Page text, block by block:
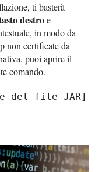
ti basterà
destroe
in modo da
non certificate da
puoi aprire il
comando.
del file JAR]